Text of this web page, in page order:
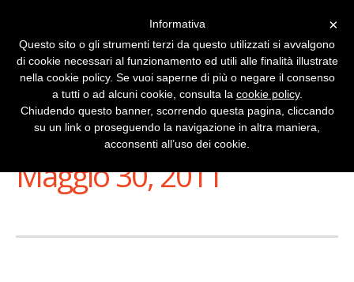
Stai Visualizzando
Maggio 30, 2011
×
Informativa
Questo sito o gli strumenti terzi da questo utilizzati si avvalgono
di cookie necessari al funzionamento ed utili alle finalità illustrate
nella cookie policy. Se vuoi saperne di più o negare il consenso
a tutti o ad alcuni cookie, consulta la cookie policy.
Chiudendo questo banner, scorrendo questa pagina, cliccando
su un link o proseguendo la navigazione in altra maniera,
acconsenti all’uso dei cookie.